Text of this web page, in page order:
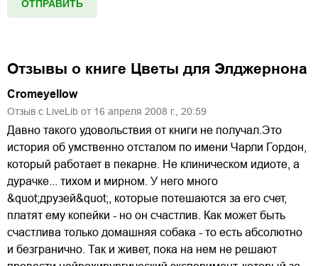
Отзывы о книге Цветы для Элджернона
Cromeyellow
Отзыв с LiveLib от 16 апреля 2008 г., 20:59
Давно такого удовольствия от книги не получал.Это
история об умственно отсталом по имени Чарли Гордон,
который работает в пекарне. Не клиническом идиоте, а
дурачке... тихом и мирном. У него много
&quot;друзей&quot;, которые потешаются за его счет,
платят ему копейки - но он счастлив. Как может быть
счастлива только домашняя собака - то есть абсолютно
и безгранично. Так и живет, пока на нем не решают